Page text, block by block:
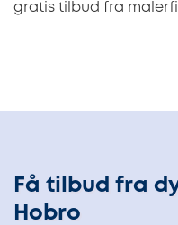
gratis tilbud fra
Få tilbud fra
Hobro